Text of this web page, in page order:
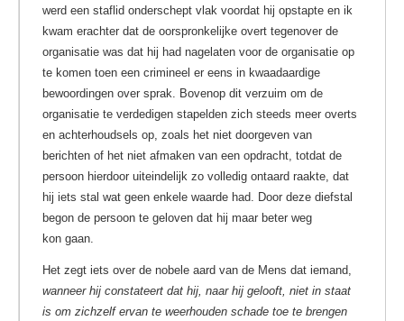
werd een staflid onderschept vlak voordat hij opstapte en ik
kwam erachter dat de oorspronkelijke overt tegenover de
organisatie was dat hij had nagelaten voor de organisatie op
te komen toen een crimineel er eens in kwaadaardige
bewoordingen over sprak. Bovenop dit verzuim om de
organisatie te verdedigen stapelden zich steeds meer overts
en achterhoudsels op, zoals het niet doorgeven van
berichten of het niet afmaken van een opdracht, totdat de
persoon hierdoor uiteindelijk zo volledig ontaard raakte, dat
hij iets stal wat geen enkele waarde had. Door deze diefstal
begon de persoon te geloven dat hij maar beter weg
kon gaan.
Het zegt iets over de nobele aard van de Mens dat iemand,
wanneer hij constateert dat hij, naar hij gelooft, niet in staat
is om zichzelf ervan te weerhouden schade toe te brengen